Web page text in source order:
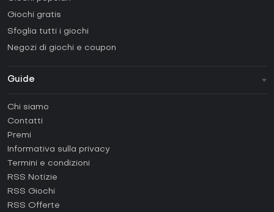
Giochi gratis
Sfoglia tutti i giochi
Negozi di giochi e coupon
Guide
Come attivare una Steam CD Key?
Come attivare una Epic Games CD Key?
Come attivare una GOG CD Key?
Come attivare una Ubisoft Connect CD Key?
Chi siamo
Contatti
Premi
Informativa sulla privacy
Termini e condizioni
RSS Notizie
RSS Giochi
RSS Offerte